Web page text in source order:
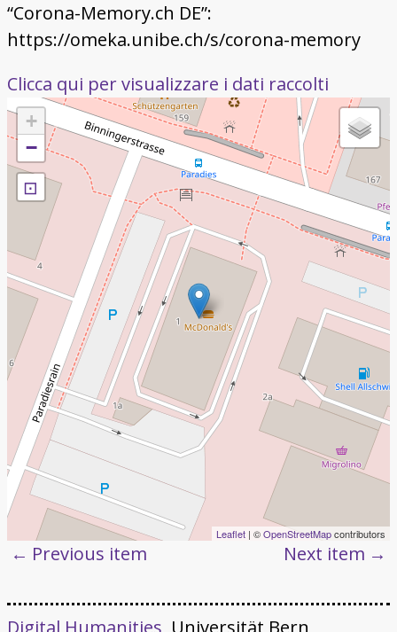
“Corona-Memory.ch DE”:
https://omeka.unibe.ch/s/corona-memory
Clicca qui per visualizzare i dati raccolti
+
−
⊡
Leaflet | ©OpenStreetMapcontributors
Previous item Next item